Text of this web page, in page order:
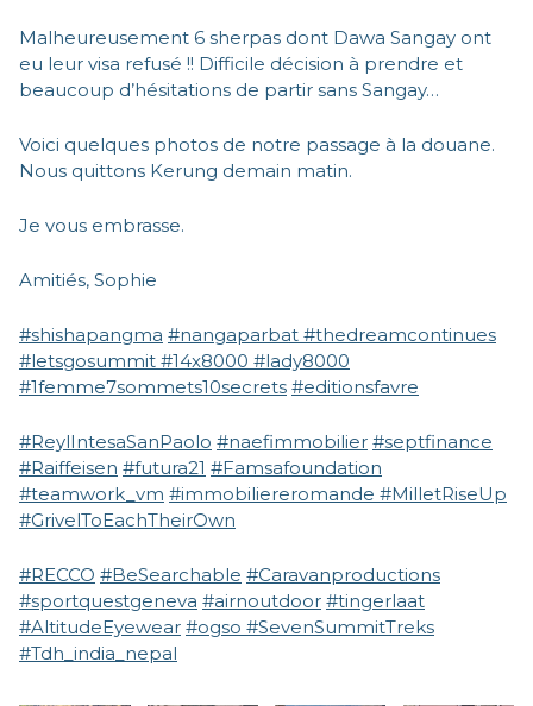
Malheureusement 6 sherpas dont Dawa Sangay ont
eu leur visa refusé !! Difficile décision à prendre et
beaucoup d’hésitations de partir sans Sangay…
Voici quelques photos de notre passage à la douane.
Nous quittons Kerung demain matin.
Je vous embrasse.
Amitiés, Sophie
#shishapangma #nangaparbat #thedreamcontinues
#letsgosummit #14x8000 #lady8000
#1femme7sommets10secrets #editionsfavre
#ReylIntesaSanPaolo #naefimmobilier #septfinance
#Raiffeisen #futura21 #Famsafoundation
#teamwork_vm #immobiliereromande #MilletRiseUp
#GrivelToEachTheirOwn
#RECCO #BeSearchable #Caravanproductions
#sportquestgeneva #airnoutdoor #tingerlaat
#AltitudeEyewear #ogso #SevenSummitTreks
#Tdh_india_nepal